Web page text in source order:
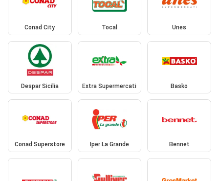
Conad City Tocal Unes
Despar Sicilia Extra Supermercati Basko
Conad Superstore Iper La Grande Bennet